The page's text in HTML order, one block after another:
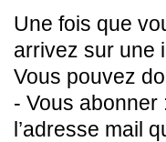
Une fois que
arrivez sur une
Vous pouvez
- Vous abonner
l’adresse mail